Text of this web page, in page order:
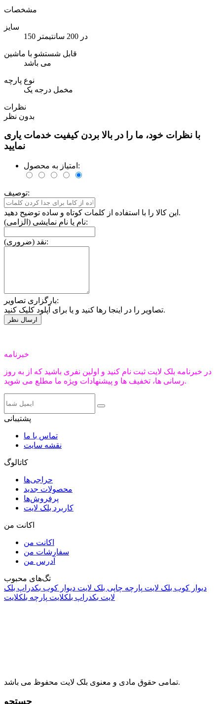
مشخصات
سایز
150 در 200 سانتیمتر
قابل شستشو با ماشین
می باشد
نوع پارچه
مخمل درجه یک
نظرات
بدون نظر
با نظرات خود، ما را در بالا بردن کیفیت خدمات یاری
نمایید
امتیاز به محصول:
توصیف:
این کالا را با استفاده از کلمات کوتاه و ساده توضیح دهید.
نام یا نام نمایشی (الزامی):
نقد (ضروری):
بارگزاری تصاویر:
تصاویر را در اینجا رها کنید و یا برای آپلود کلیک کنید.
خبرنامه
در خبرنامه بلک لایت ثبت نام کنید و اولین نفری باشید که از به روز
رسانی ها، تخفیف ها و پیشنهادات ویژه ما مطلع می شوید.
پشتیبانی
تماس با ما
نقشه سایت
کاتالوگ
حراجی‌ها
محصولات جدید
پرفروش‌ها
کاربرد بلک لایت
اکانت من
اکانت من
سفارشات من
آدرس من
تگ‌های محبوب
دیوار کوب بلک لایت پارچه چاپی بلک لایت دیوار کوب بکدراپ بلک
لایت بکدراپ بلکلایت پارچه بلکلایت
تمامی حقوق مادی و معنوی بلک لایت محفوظ می باشد.
جستجو